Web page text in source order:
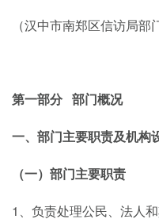
（汉中市南郑区信访局部
第一部分 部门概况
一、部门主要职责及机构
（一）部门主要职责
1、负责处理公民、法人